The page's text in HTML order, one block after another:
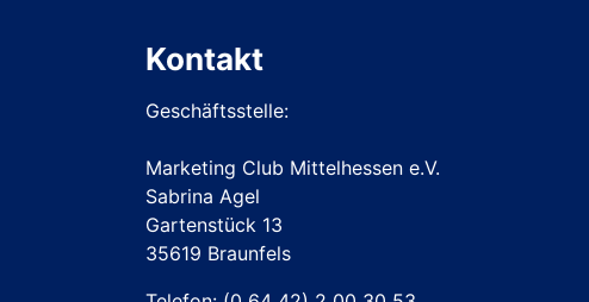
Kontakt
Geschäftsstelle:
Marketing Club Mittelhessen e.V.
Sabrina Agel
Gartenstück 13
35619 Braunfels